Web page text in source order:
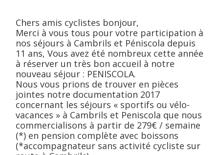
Chers amis cyclistes bonjour,
Merci à vous tous pour votre participation à
nos séjours à Cambrils et Péniscola depuis
11 ans, Vous avez été nombreux cette année
à réserver un très bon accueil à notre
nouveau séjour : PENISCOLA.
Nous vous prions de trouver en pièces
jointes notre documentation 2017
concernant les séjours « sportifs ou vélo-
vacances » à Cambrils et Peniscola que nous
commercialisons à partir de 279€ / semaine
(*) en pension complète avec boissons
(*accompagnateur sans activité cycliste sur